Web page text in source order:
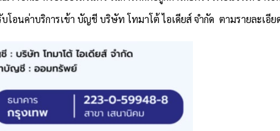
อนค่าบริการเข้า บัญชี บริษัท โทมาโต้ ไอเดียส์ จำกัด ตามรายละเอีย